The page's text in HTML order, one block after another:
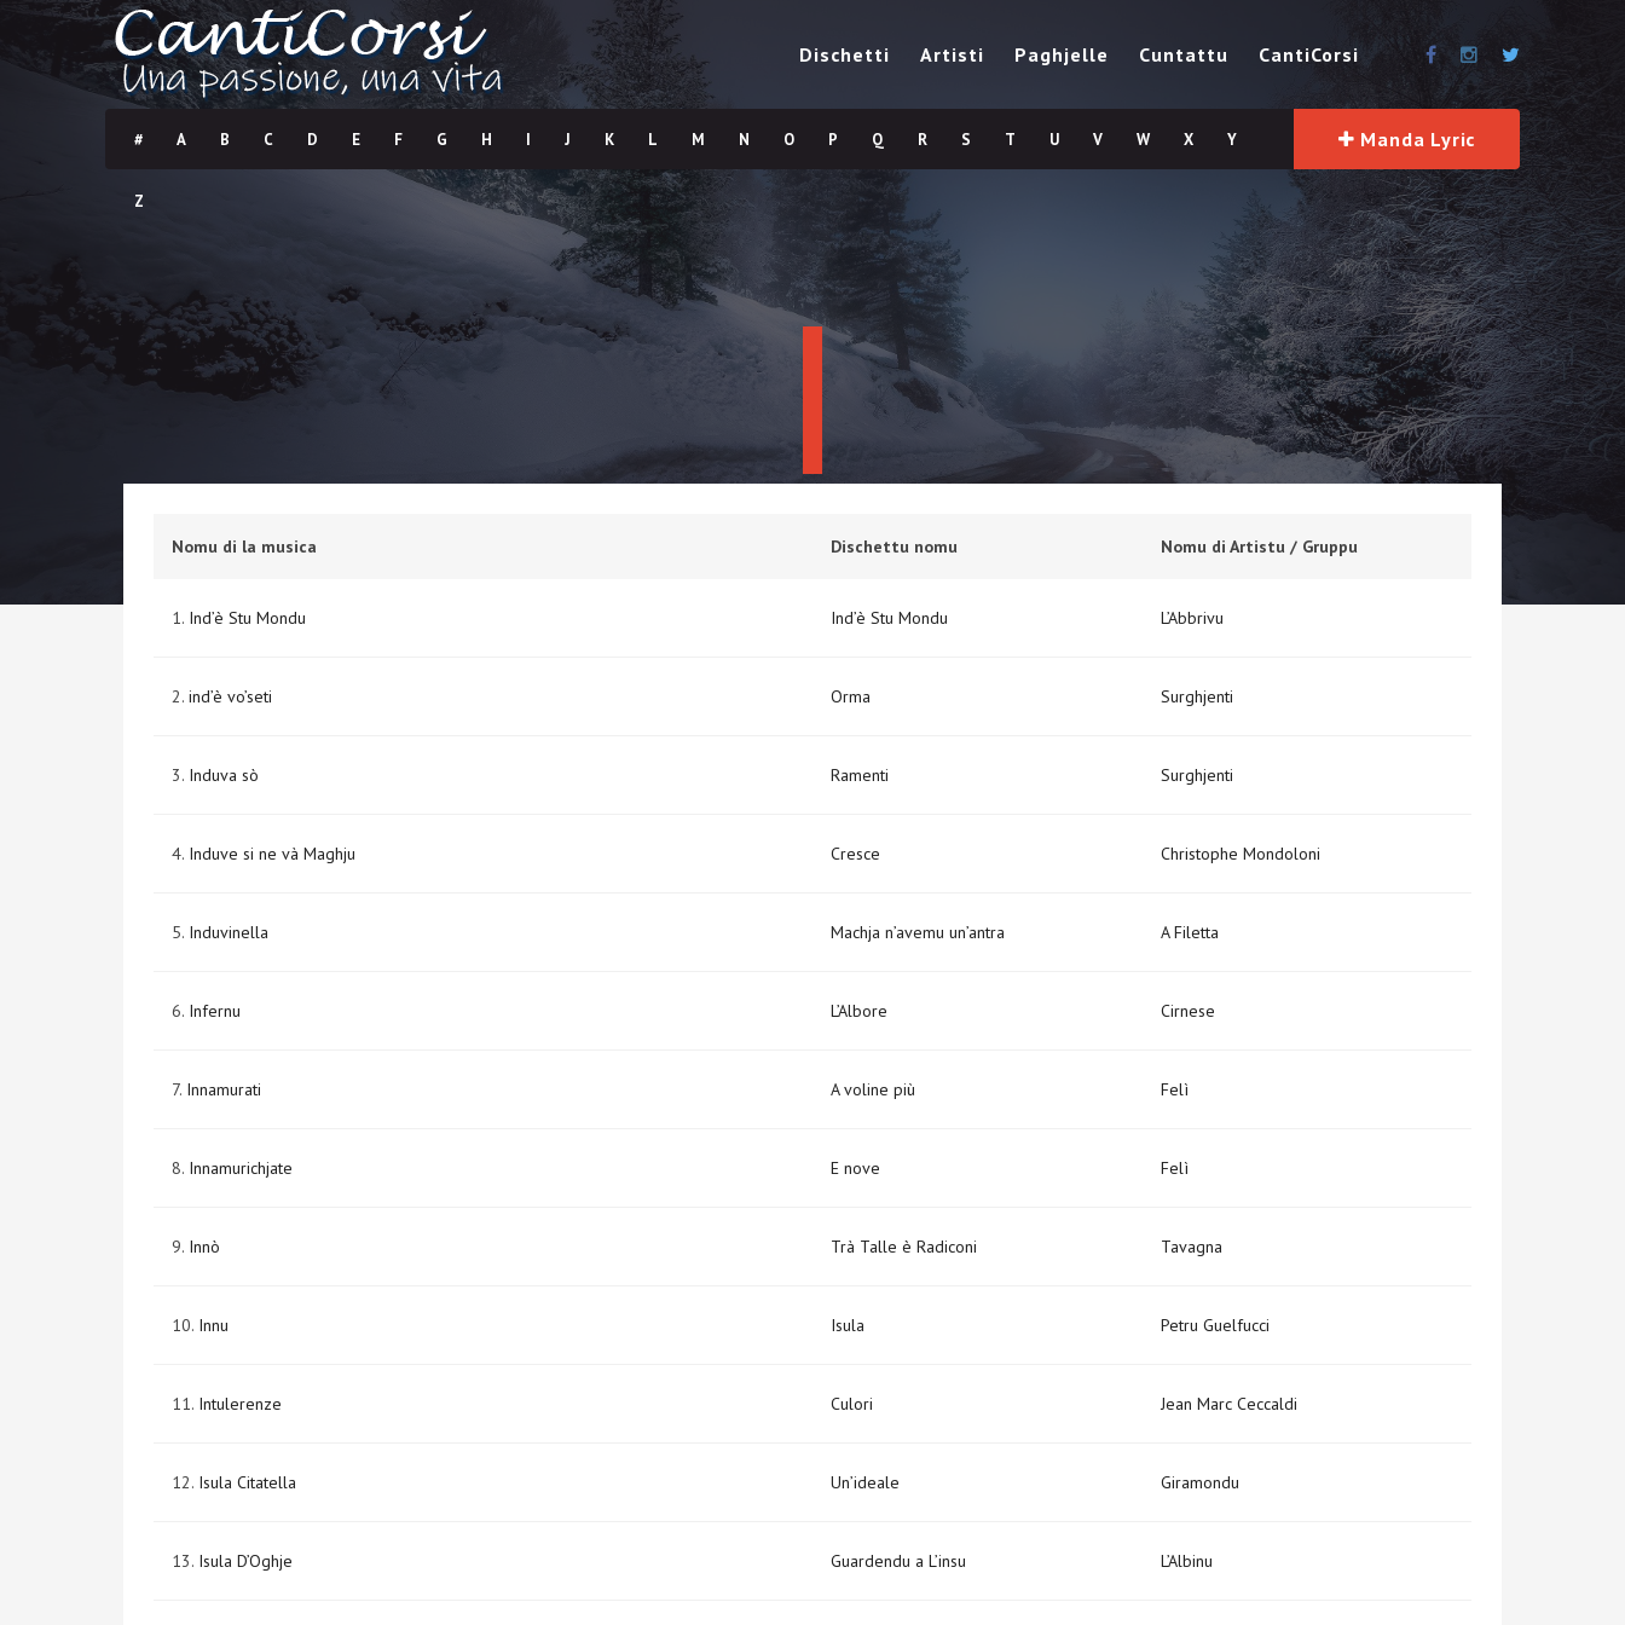
Dischetti Artisti Paghjelle Cuntattu CantiCorsi
# A B C D E F G H I J K L M N O P Q R S T U V W X Y
Z
Manda Lyric
I
Nomu di la musica Dischettu nomu Nomu di Artistu / Gruppu
1. Ind’è Stu Mondu Ind’è Stu Mondu L’Abbrivu
2. ind’è vo’seti Orma Surghjenti
3. Induva sò Ramenti Surghjenti
4. Induve si ne và Maghju Cresce Christophe Mondoloni
5. Induvinella Machja n’avemu un’antra A Filetta
6. Infernu L’Albore Cirnese
7. Innamurati A voline più Felì
8. Innamurichjate E nove Felì
9. Innò Trà Talle è Radiconi Tavagna
10. Innu Isula Petru Guelfucci
11. Intulerenze Culori Jean Marc Ceccaldi
12. Isula Citatella Un’ideale Giramondu
13. Isula D’Oghje Guardendu a L’insu L’Albinu